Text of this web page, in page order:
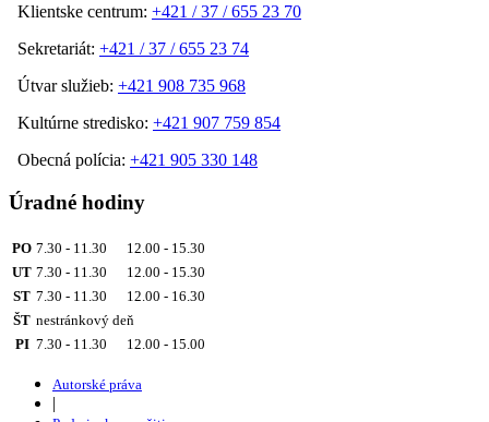
Klientske centrum: +421 / 37 / 655 23 70
Sekretariát: +421 / 37 / 655 23 74
Útvar služieb: +421 908 735 968
Kultúrne stredisko: +421 907 759 854
Obecná polícia: +421 905 330 148
Úradné hodiny
PO 7.30 - 11.30 12.00 - 15.30
UT 7.30 - 11.30 12.00 - 15.30
ST 7.30 - 11.30 12.00 - 16.30
ŠT nestránkový deň
PI 7.30 - 11.30 12.00 - 15.00
Autorské práva
|